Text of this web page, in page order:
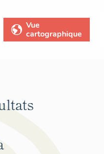
Vue
cartographique